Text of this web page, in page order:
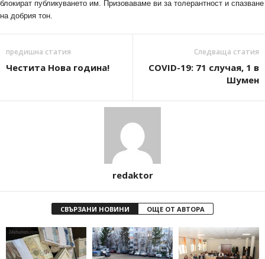
блокират публикуването им. Призоваваме ви за толерантност и спазване
на добрия тон.
предишна статия
Честита Нова година!
Следваща статия
COVID-19: 71 случая, 1 в
Шумен
redaktor
СВЪРЗАНИ НОВИНИ ОЩЕ ОТ АВТОРА